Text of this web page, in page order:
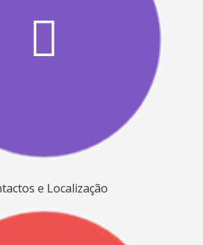
e Localização